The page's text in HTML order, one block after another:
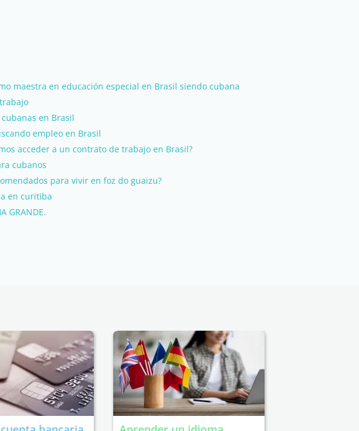
maestra en educación especial en Brasil siendo cubana
en Brasil
empleo en Brasil
acceder a un contrato de trabajo en Brasil?
cubanos
para vivir en foz do guaizu?
en curitiba
GRANDE.